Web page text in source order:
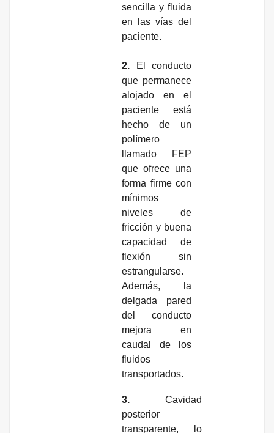
sencilla y fluida
en las vías del
paciente.
2. El conducto
que permanece
alojado en el
paciente está
hecho de un
polímero
llamado FEP
que ofrece una
forma firme con
mínimos
niveles de
fricción y buena
capacidad de
flexión sin
estrangularse.
Además, la
delgada pared
del conducto
mejora en
caudal de los
fluidos
transportados.
3. Cavidad
posterior
transparente, lo